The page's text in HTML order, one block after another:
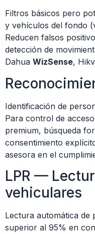
Filtros básicos pero
y vehículos del fondo
Reducen falsos
detección de
Dahua WizSense,
Identificación de
Para control de
premium, búsqueda
consentimiento
asesora en el
LPR —
vehiculares
Lectura automática de
superior al 95% en